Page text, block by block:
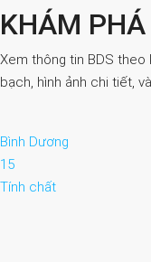
KHÁM
Xem thông tin BDS theo
bạch, hình ảnh chi tiết,
Bình Dương
15
Tính chất